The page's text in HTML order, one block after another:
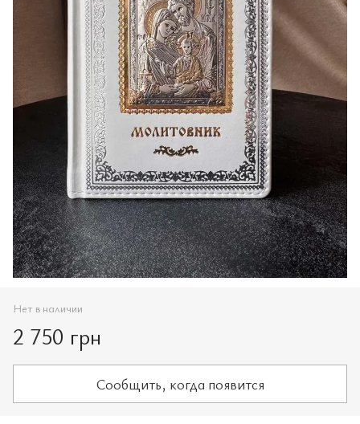
Нет в наличии
2 750 грн
Сообщить, когда появится